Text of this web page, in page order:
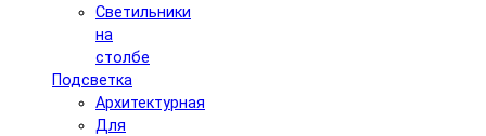
Светильники
на
столбе
Подсветка
Архитектурная
Для